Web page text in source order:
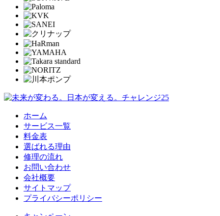
ホーム
サービス一覧
料金表
選ばれる理由
修理の流れ
お問い合わせ
会社概要
サイトマップ
プライバシーポリシー